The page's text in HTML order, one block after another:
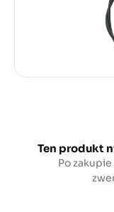
Ten produkt
Po